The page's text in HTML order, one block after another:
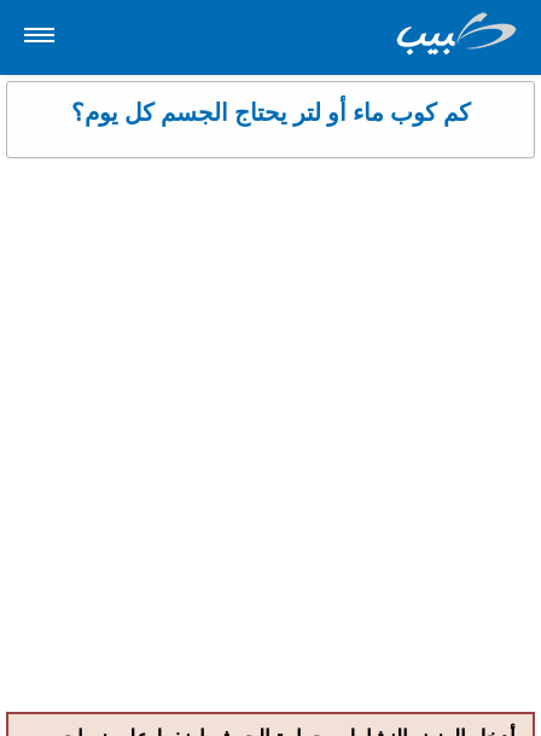
كم كوب ماء أو لتر يحتاج الجسم كل يوم؟